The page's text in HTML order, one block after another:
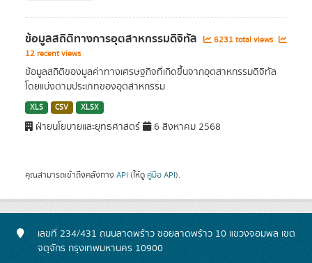
ข้อมูลสถิติทางการอุตสาหกรรมดิจิทัล
6231 total views
12 recent views
ข้อมูลสถิติของมูลค่าทางเศรษฐกิจที่เกิดขึ้นจากอุตสาหกรรมดิจิทัล
โดยแบ่งตามประเภทของอุตสาหกรรม
XLS CSV XLSX
ฝ่ายนโยบายและยุทธศาสตร์ 6 สิงหาคม 2568
คุณสามารถเข้าถึงคลังทาง API (ให้ดู คู่มือ API).
เลขที่ 234/431 ถนนลาดพร้าว ซอยลาดพร้าว 10 แขวงจอมพล เขต
จตุจักร กรุงเทพมหานคร 10900